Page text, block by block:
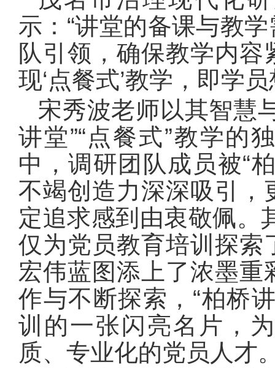
示：“讲堂的备课与教
队引领，确保教学内
现‘点餐式’教学，即学
宋秀波老师以其智慧
讲堂”“点餐式”教学的
中，调研团队成员被“
不竭创造力深深吸引，
定追求感到由衷敬佩。
仅为党员教育培训探索
宏伟蓝图添上了浓墨
作与不断探索，“柏桥
训的一张闪亮名片，
质、专业化的党员人才